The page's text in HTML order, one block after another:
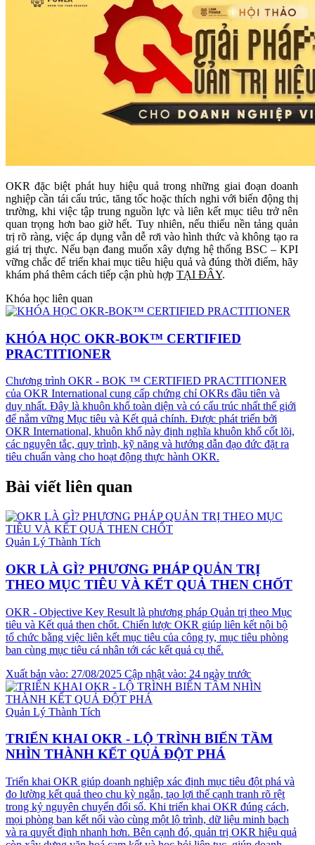
OKR đặc biệt phát huy hiệu quả trong những giai đoạn doanh
nghiệp cần tái cấu trúc, tăng tốc hoặc thích nghi với biến động thị
trường, khi việc tập trung nguồn lực và liên kết mục tiêu trở nên
quan trọng hơn bao giờ hết. Tuy nhiên, nếu thiếu nền tảng quản
trị rõ ràng, việc áp dụng vẫn dễ rơi vào hình thức và không tạo ra
giá trị thực. Nếu bạn đang muốn xây dựng hệ thống BSC – KPI
vững chắc để triển khai mục tiêu hiệu quả và đúng thời điểm, hãy
khám phá thêm cách tiếp cận phù hợp TẠI ĐÂY.
Khóa học liên quan
KHÓA HỌC OKR-BOK™ CERTIFIED
PRACTITIONER
Chương trình OKR - BOK ™ CERTIFIED PRACTITIONER
của OKR International cung cấp chứng chỉ OKRs đầu tiên và
duy nhất. Đây là khuôn khổ toàn diện và có cấu trúc nhất thế giới
để nắm vững Mục tiêu và Kết quả chính. Được phát triển bởi
OKR International, khuôn khổ này định nghĩa khuôn khổ cốt lõi,
các nguyên tắc, quy trình, kỹ năng và hướng dẫn đạo đức đặt ra
tiêu chuẩn vàng cho hoạt động thực hành OKR.
Bài viết liên quan
Quản Lý Thành Tích
OKR LÀ GÌ? PHƯƠNG PHÁP QUẢN TRỊ
THEO MỤC TIÊU VÀ KẾT QUẢ THEN CHỐT
OKR - Objective Key Result là phương pháp Quản trị theo Mục
tiêu và Kết quả then chốt. Chiến lược OKR giúp liên kết nội bộ
tổ chức bằng việc liên kết mục tiêu của công ty, mục tiêu phòng
ban cùng mục tiêu cá nhân tới các kết quả cụ thể.
Xuất bản vào: 27/08/2025 Cập nhật vào: 24 ngày trước
Quản Lý Thành Tích
TRIỂN KHAI OKR - LỘ TRÌNH BIẾN TẦM
NHÌN THÀNH KẾT QUẢ ĐỘT PHÁ
Triển khai OKR giúp doanh nghiệp xác định mục tiêu đột phá và
đo lường kết quả theo chu kỳ ngắn, tạo lợi thế cạnh tranh rõ rệt
trong kỷ nguyên chuyển đổi số. Khi triển khai OKR đúng cách,
mọi phòng ban kết nối vào cùng một lộ trình, dữ liệu minh bạch
và ra quyết định nhanh hơn. Bên cạnh đó, quản trị OKR hiệu quả